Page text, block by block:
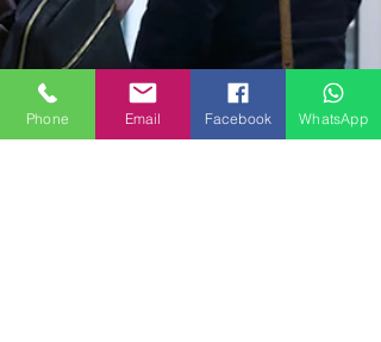
Phone Email Facebook WhatsApp